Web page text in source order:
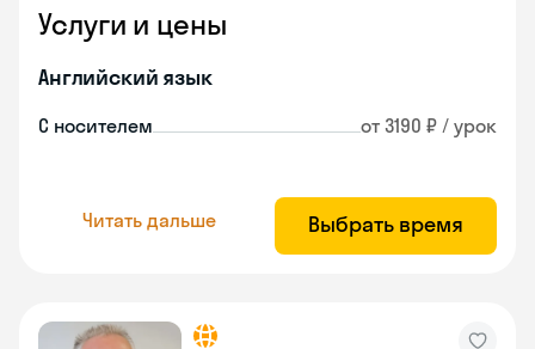
Услуги и цены
Английский язык
С носителем от 3190 ₽ / урок
Читать дальше Выбрать время